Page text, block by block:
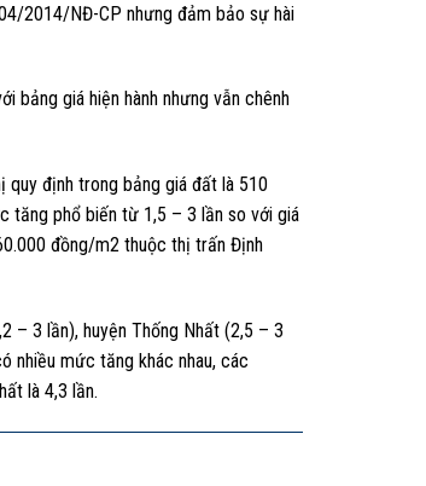
2014/NĐ-CP nhưng đảm bảo sự hài
bảng giá hiện hành nhưng vẫn chênh
định trong bảng giá đất là 510
tăng phổ biến từ 1,5 – 3 lần so với giá
đồng/m2 thuộc thị trấn Định
– 3 lần), huyện Thống Nhất (2,5 – 3
nhiều mức tăng khác nhau, các
là 4,3 lần.